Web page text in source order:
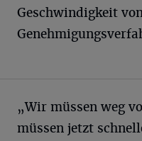
Geschwindigkeit
„Wir müssen weg
müssen jetzt